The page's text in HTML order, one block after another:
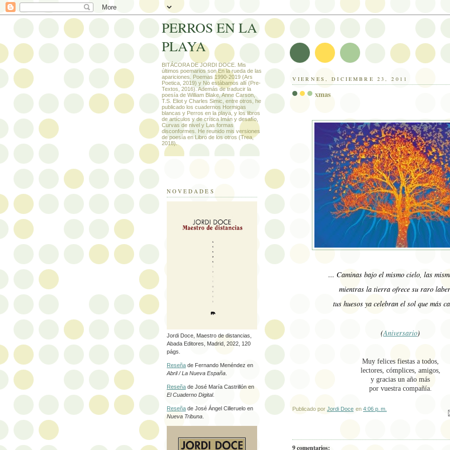
VIERNES, DICIEMBRE 23, 2011
xmas
... Caminas bajo el mismo cielo, las
mientras la tierra ofrece su raro
tus huesos ya celebran el sol que más
(Aniversario)
Muy felices fiestas a todos,
lectores, cómplices, amigos,
y gracias un año más
por vuestra compañía.
Publicado por Jordi Doce en 4:06 p. m. Enviar por correo
9 comentarios:
PERROS EN LA
PLAYA
BITÁCORA DE JORDI DOCE. Mis
últimos poemarios son En la rueda de las
apariciones. Poemas 1990-2019 (Ars
Poetica, 2019) y No estábamos allí (Pre-
Textos, 2016). Además de traducir la
poesía de William Blake, Anne Carson,
T.S. Eliot y Charles Simic, entre otros, he
publicado los cuadernos Hormigas
blancas y Perros en la playa, y los libros
de artículos y de crítica Imán y desafío,
Curvas de nivel y Las formas
disconformes. He reunido mis versiones
de poesía en Libro de los otros (Trea,
2018).
NOVEDADES
Jordi Doce, Maestro de distancias,
Abada Editores, Madrid, 2022, 120
págs.
Reseña de Fernando Menéndez en
Abril / La Nueva España
Reseña de José María Castrillón en
El Cuaderno Digital.
Reseña de José Ángel Cilleruelo en
Nueva Tribuna